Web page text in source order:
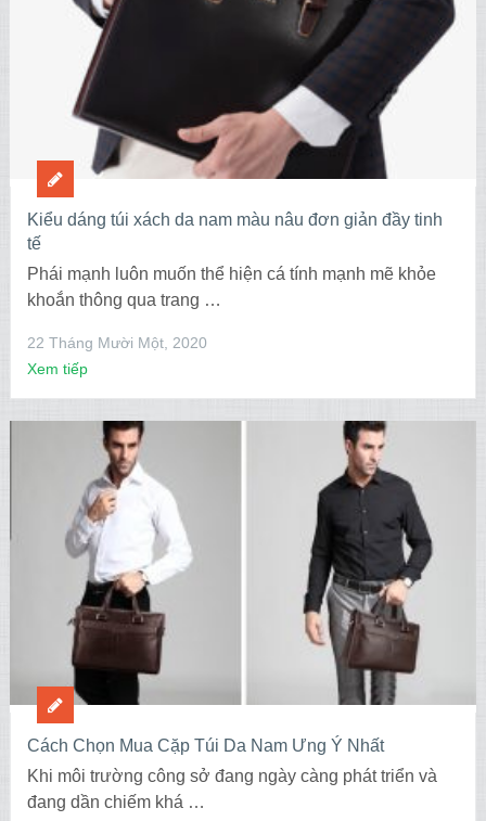
Kiểu dáng túi xách da nam màu nâu đơn giản đầy tinh
tế
Phái mạnh luôn muốn thể hiện cá tính mạnh mẽ khỏe
khoắn thông qua trang …
22 Tháng Mười Một, 2020
Xem tiếp
Cách Chọn Mua Cặp Túi Da Nam Ưng Ý Nhất
Khi môi trường công sở đang ngày càng phát triển và
đang dần chiếm khá …